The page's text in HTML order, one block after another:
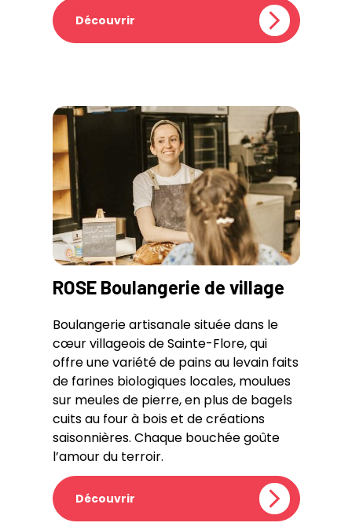
Découvrir
ROSE Boulangerie de village
Boulangerie artisanale située dans le
cœur villageois de Sainte-Flore, qui
offre une variété de pains au levain faits
de farines biologiques locales, moulues
sur meules de pierre, en plus de bagels
cuits au four à bois et de créations
saisonnières. Chaque bouchée goûte
l’amour du terroir.
Découvrir